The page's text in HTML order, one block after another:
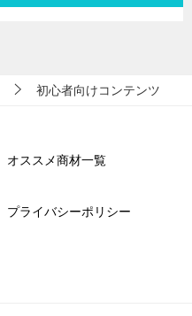
初心者向けコンテンツ
オススメ商材一覧
プライバシーポリシー